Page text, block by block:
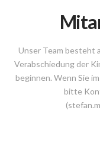
Unser Team besteht
Verabschiedung der
beginnen. Wenn Sie
bitte